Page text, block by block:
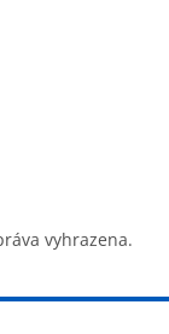
vyhrazena.